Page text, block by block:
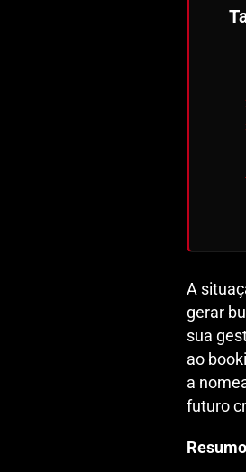
A
gerar
sua
ao
a
futuro